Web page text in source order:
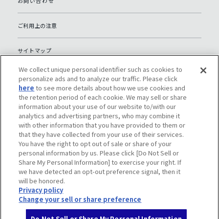
ご利用上の注意
サイトマップ
グローバルプライバシーポリシー
個人情報保護への取り組み（日本）
ソーシャルメディアポリシー
Do Not Sell or Share My Personal Information
We collect unique personal identifier such as cookies to
personalize ads and to analyze our traffic. Please click
here to see more details about how we use cookies and
the retention period of each cookie. We may sell or share
information about your use of our website to/with our
analytics and advertising partners, who may combine it
with other information that you have provided to them or
that they have collected from your use of their services.
You have the right to opt out of sale or share of your
personal information by us. Please click [Do Not Sell or
Share My Personal Information] to exercise your right. If
we have detected an opt-out preference signal, then it
will be honored.
Privacy policy
Change your sell or share preference